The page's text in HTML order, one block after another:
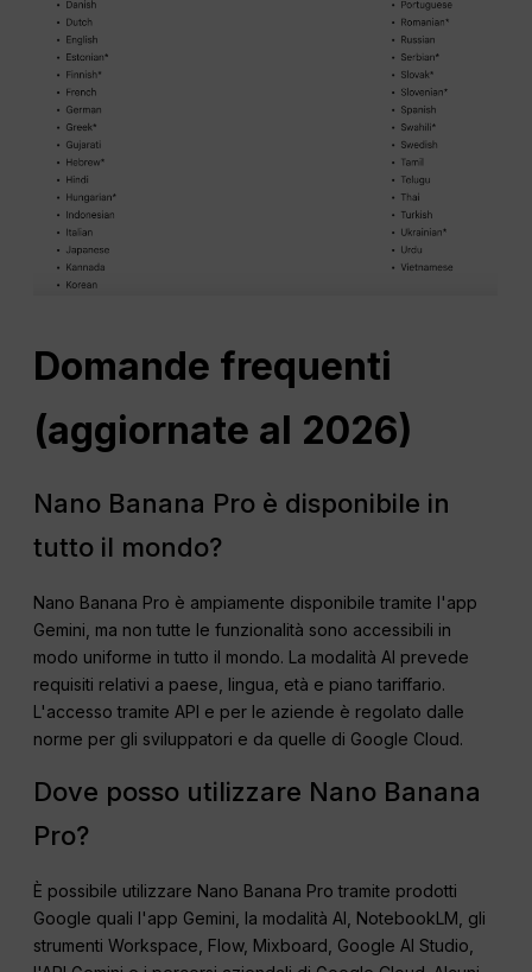
Domande frequenti
(aggiornate al 2026)
Nano Banana Pro è disponibile in
tutto il mondo?
Nano Banana Pro è ampiamente disponibile tramite l'app
Gemini, ma non tutte le funzionalità sono accessibili in
modo uniforme in tutto il mondo. La modalità AI prevede
requisiti relativi a paese, lingua, età e piano tariffario.
L'accesso tramite API e per le aziende è regolato dalle
norme per gli sviluppatori e da quelle di Google Cloud.
Dove posso utilizzare Nano Banana
Pro?
È possibile utilizzare Nano Banana Pro tramite prodotti
Google quali l'app Gemini, la modalità AI, NotebookLM, gli
strumenti Workspace, Flow, Mixboard, Google AI Studio,